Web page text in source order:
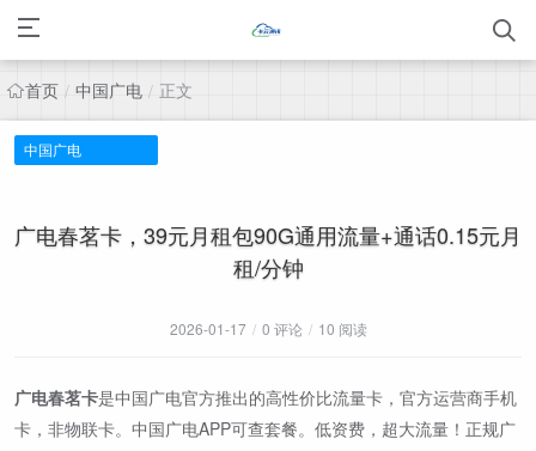
首页 / 中国广电 / 正文
中国广电
广电春茗卡，39元月租包90G通用流量+通话0.15元月
租/分钟
2026-01-17 / 0 评论 / 10 阅读
广电春茗卡是中国广电官方推出的高性价比流量卡，官方运营商手机
卡，非物联卡。中国广电APP可查套餐。低资费，超大流量！正规广